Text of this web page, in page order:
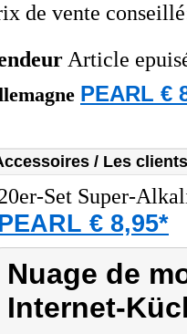
de vente
Article
PEARL €
/ Les
Set Super-
€ 8,95*
Nuage de
Internet-